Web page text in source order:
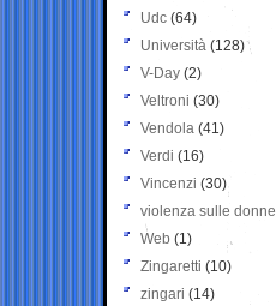
Udc (64)
Università (128)
V-Day (2)
Veltroni (30)
Vendola (41)
Verdi (16)
Vincenzi (30)
violenza sulle donne
Web (1)
Zingaretti (10)
zingari (14)